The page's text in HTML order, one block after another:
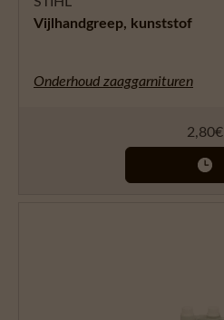
Vijlhandgreep, kunststof
Onderhoud zaaggarnituren
2,80€